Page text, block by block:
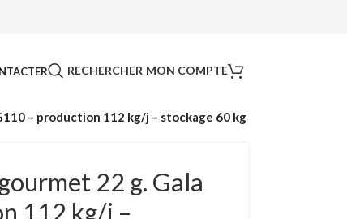
RECHERCHER MON COMPTE
– production 112 kg/j – stockage 60 kg
22 g. Gala
112 kg/j –